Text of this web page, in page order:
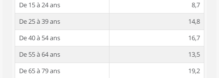
De 15 à 24 ans
8,7
De 25 à 39 ans
14,8
De 40 à 54 ans
16,7
De 55 à 64 ans
13,5
De 65 à 79 ans
19,2